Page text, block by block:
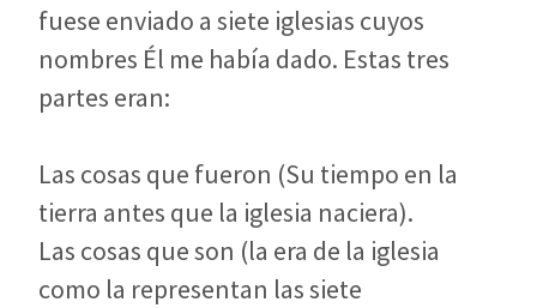
fuese enviado a siete iglesias cuyos
nombres Él me había dado. Estas tres
partes eran:
Las cosas que fueron (Su tiempo en la
tierra antes que la iglesia naciera).
Las cosas que son (la era de la iglesia
como la representan las siete